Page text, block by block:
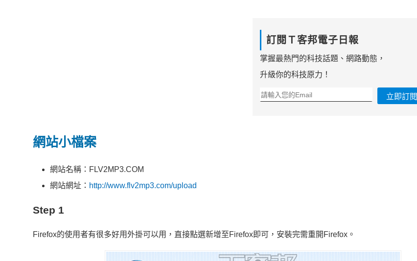
訂閱Ｔ客邦電子日報
掌握最熱門的科技話題、網路動態，
升級你的科技原力！
立即訂閱
網站小檔案
網站名稱：FLV2MP3.COM
網站網址： http://www.flv2mp3.com/upload
Step 1
Firefox的使用者有很多好用外掛可以用，直接點選新增至Firefox即可，安裝完需重開Firefox。